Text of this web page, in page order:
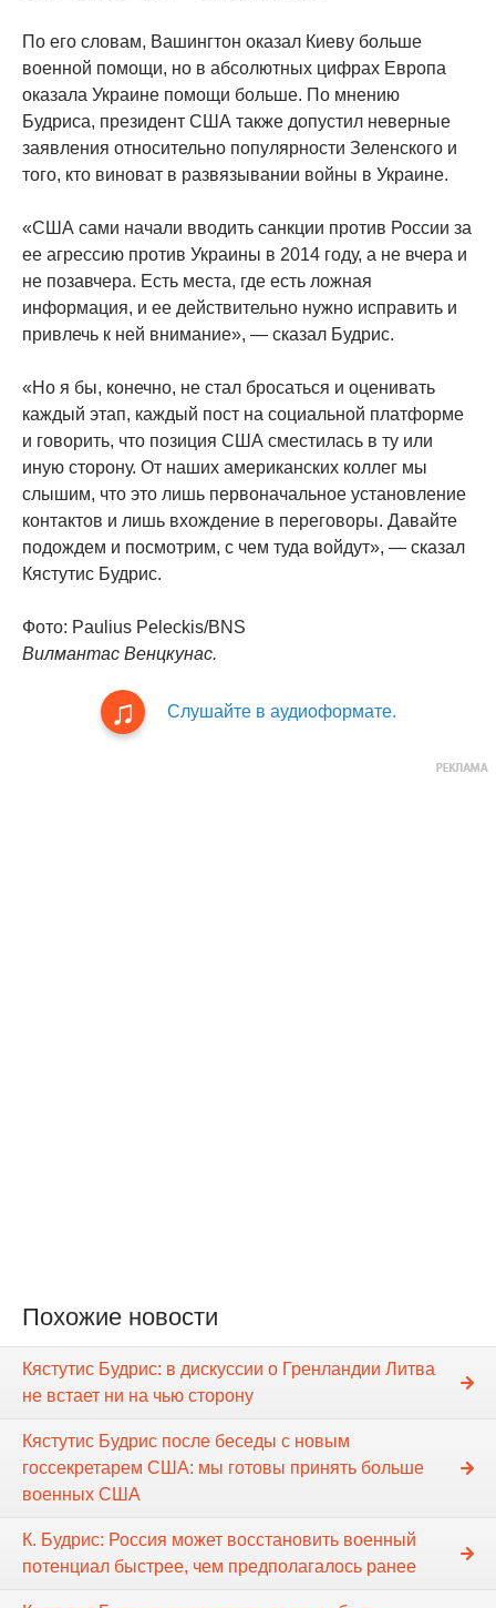
По его словам, Вашингтон оказал Киеву больше
военной помощи, но в абсолютных цифрах Европа
оказала Украине помощи больше. По мнению
Будриса, президент США также допустил неверные
заявления относительно популярности Зеленского и
того, кто виноват в развязывании войны в Украине.
«США сами начали вводить санкции против России за
ее агрессию против Украины в 2014 году, а не вчера и
не позавчера. Есть места, где есть ложная
информация, и ее действительно нужно исправить и
привлечь к ней внимание», — сказал Будрис.
«Но я бы, конечно, не стал бросаться и оценивать
каждый этап, каждый пост на социальной платформе
и говорить, что позиция США сместилась в ту или
иную сторону. От наших американских коллег мы
слышим, что это лишь первоначальное установление
контактов и лишь вхождение в переговоры. Давайте
подождем и посмотрим, с чем туда войдут», — сказал
Кястутис Будрис.
Фото: Paulius Peleckis/BNS
Вилмантас Венцкунас.
Слушайте в аудиоформате.
Похожие новости
Кястутис Будрис: в дискуссии о Гренландии Литва
не встает ни на чью сторону
Кястутис Будрис после беседы с новым
госсекретарем США: мы готовы принять больше
военных США
К. Будрис: Россия может восстановить военный
потенциал быстрее, чем предполагалось ранее